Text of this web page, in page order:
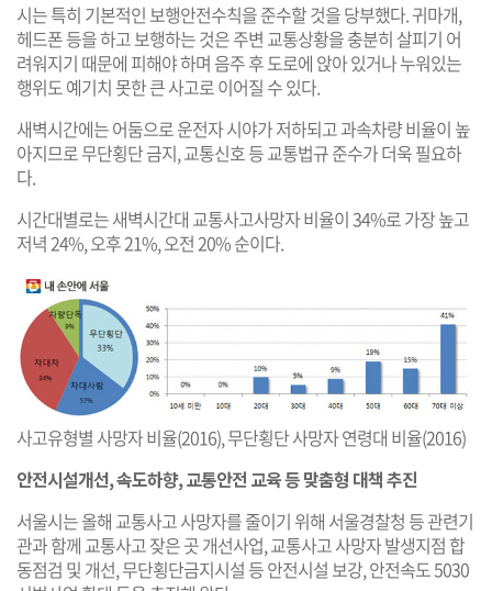
시는 특히 기본적인 보행안전수칙을 준수할 것을 당부했다. 귀마개,
헤드폰 등을 하고 보행하는 것은 주변 교통상황을 충분히 살피기 어
려워지기 때문에 피해야 하며 음주 후 도로에 앉아 있거나 누워있는
행위도 예기치 못한 큰 사고로 이어질 수 있다.
새벽시간에는 어둠으로 운전자 시야가 저하되고 과속차량 비율이 높
아지므로 무단횡단 금지, 교통신호 등 교통법규 준수가 더욱 필요하
다.
시간대별로는 새벽시간대 교통사고사망자 비율이 34%로 가장 높고
저녁 24%, 오후 21%, 오전 20% 순이다.
사고유형별 사망자 비율(2016), 무단횡단 사망자 연령대 비율(2016)
안전시설개선, 속도하향, 교통안전 교육 등 맞춤형 대책 추진
서울시는 올해 교통사고 사망자를 줄이기 위해 서울경찰청 등 관련기
관과 함께 교통사고 잦은 곳 개선사업, 교통사고 사망자 발생지점 합
동점검 및 개선, 무단횡단금지시설 등 안전시설 보강, 안전속도 5030